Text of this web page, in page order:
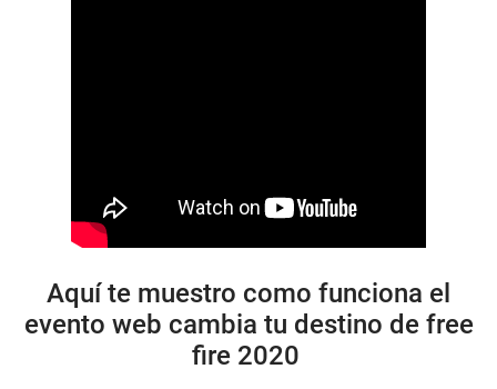
Aquí te muestro como funciona el
evento web cambia tu destino de free
fire 2020